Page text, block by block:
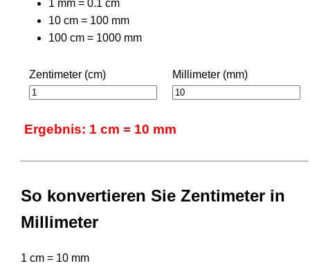
1 mm = 0.1 cm
10 cm = 100 mm
100 cm = 1000 mm
Zentimeter (cm) Millimeter (mm)
Ergebnis: 1 cm = 10 mm
So konvertieren Sie Zentimeter in
Millimeter
1 cm = 10 mm